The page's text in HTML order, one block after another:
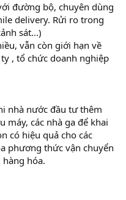
đường bộ, chuyên dùng
delivery. Rửi ro trong
sát...)
vẫn còn giới hạn về
, tổ chức doanh nghiệp
nhà nước đầu tư thêm
máy, các nhà ga để khai
có hiệu quả cho các
phương thức vận chuyển
hóa.